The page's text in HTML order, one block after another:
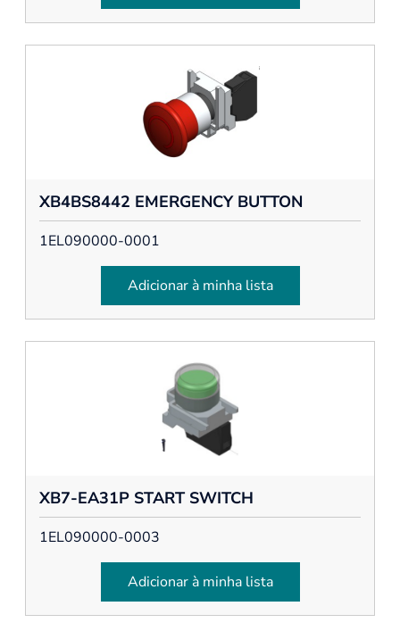
XB4BS8442 EMERGENCY BUTTON
1EL090000-0001
Adicionar à minha lista
XB7-EA31P START SWITCH
1EL090000-0003
Adicionar à minha lista